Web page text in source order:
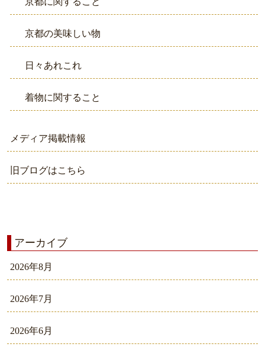
京都の美味しい物
日々あれこれ
着物に関すること
メディア掲載情報
旧ブログはこちら
アーカイブ
2026年8月
2026年7月
2026年6月